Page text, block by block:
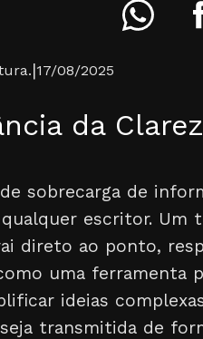
|17/08/2025
da
sobrecarga de
qualquer escritor.
direto ao ponto,
uma ferramenta
ideias
transmitida de